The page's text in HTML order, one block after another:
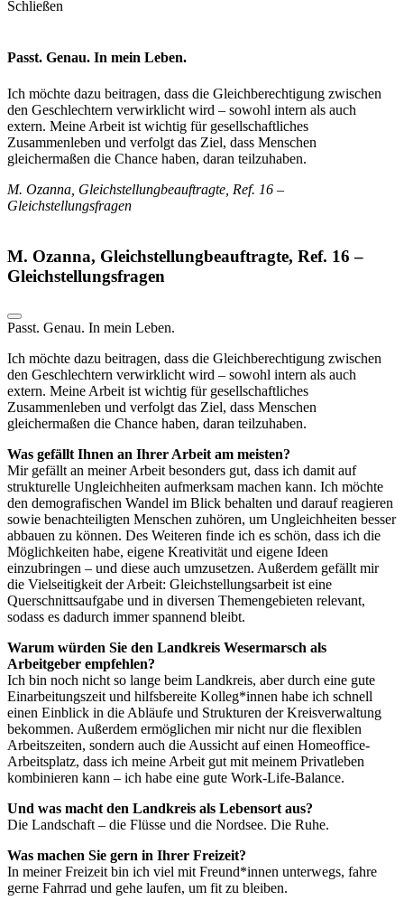
Schließen
Passt. Genau. In mein Leben.
Ich möchte dazu beitragen, dass die Gleichberechtigung zwischen
den Geschlechtern verwirklicht wird – sowohl intern als auch
extern. Meine Arbeit ist wichtig für gesellschaftliches
Zusammenleben und verfolgt das Ziel, dass Menschen
gleichermaßen die Chance haben, daran teilzuhaben.
M. Ozanna, Gleichstellungbeauftragte, Ref. 16 –
Gleichstellungsfragen
M. Ozanna, Gleichstellungbeauftragte, Ref. 16 –
Gleichstellungsfragen
Passt. Genau. In mein Leben.
Ich möchte dazu beitragen, dass die Gleichberechtigung zwischen
den Geschlechtern verwirklicht wird – sowohl intern als auch
extern. Meine Arbeit ist wichtig für gesellschaftliches
Zusammenleben und verfolgt das Ziel, dass Menschen
gleichermaßen die Chance haben, daran teilzuhaben.
Was gefällt Ihnen an Ihrer Arbeit am meisten?
Mir gefällt an meiner Arbeit besonders gut, dass ich damit auf
strukturelle Ungleichheiten aufmerksam machen kann. Ich möchte
den demografischen Wandel im Blick behalten und darauf reagieren
sowie benachteiligten Menschen zuhören, um Ungleichheiten besser
abbauen zu können. Des Weiteren finde ich es schön, dass ich die
Möglichkeiten habe, eigene Kreativität und eigene Ideen
einzubringen – und diese auch umzusetzen. Außerdem gefällt mir
die Vielseitigkeit der Arbeit: Gleichstellungsarbeit ist eine
Querschnittsaufgabe und in diversen Themengebieten relevant,
sodass es dadurch immer spannend bleibt.
Warum würden Sie den Landkreis Wesermarsch als
Arbeitgeber empfehlen?
Ich bin noch nicht so lange beim Landkreis, aber durch eine gute
Einarbeitungszeit und hilfsbereite Kolleg*innen habe ich schnell
einen Einblick in die Abläufe und Strukturen der Kreisverwaltung
bekommen. Außerdem ermöglichen mir nicht nur die flexiblen
Arbeitszeiten, sondern auch die Aussicht auf einen Homeoffice-
Arbeitsplatz, dass ich meine Arbeit gut mit meinem Privatleben
kombinieren kann – ich habe eine gute Work-Life-Balance.
Und was macht den Landkreis als Lebensort aus?
Die Landschaft – die Flüsse und die Nordsee. Die Ruhe.
Was machen Sie gern in Ihrer Freizeit?
In meiner Freizeit bin ich viel mit Freund*innen unterwegs, fahre
gerne Fahrrad und gehe laufen, um fit zu bleiben.